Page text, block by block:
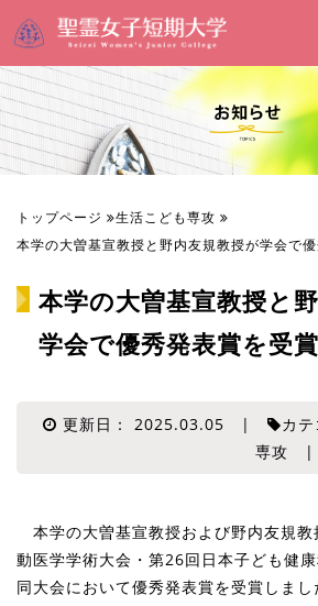
トップページ
生活こども専攻
本学の大曽基宣教授と野内友規教授が学会で
本学の大曽基宣教授と
学会で優秀発表賞を受賞
更新日： 2025.03.05 |
カ
専攻
本学の大曽基宣教授および野内友規教
動医学学術大会・第26回日本子ども健
同大会において優秀発表賞を受賞しま